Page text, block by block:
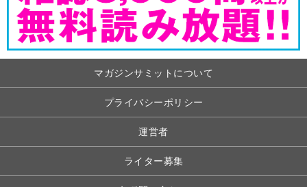
マガジンサミットについて
プライバシーポリシー
運営者
ライター募集